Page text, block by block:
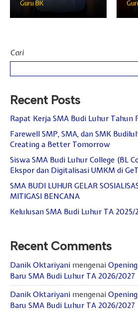
Hari Guru 24 November
Guru BK
Cari
Recent Posts
Rapat Kerja SMA Budi Luhur Tahun
Farewell SMP, SMA, dan SMK
Creating a Better Tomorrow
Siswa SMA Budi Luhur College (BL
Ekspor dan Digitalisasi UMKM di
SMA BUDI LUHUR GELAR
MITIGASI BENCANA
Kelulusan SMA Budi Luhur TA 2025/
Recent Comments
Danik Oktariyani mengenai
Baru SMA Budi Luhur TA 2026/2027
Danik Oktariyani mengenai
Baru SMA Budi Luhur TA 2026/2027